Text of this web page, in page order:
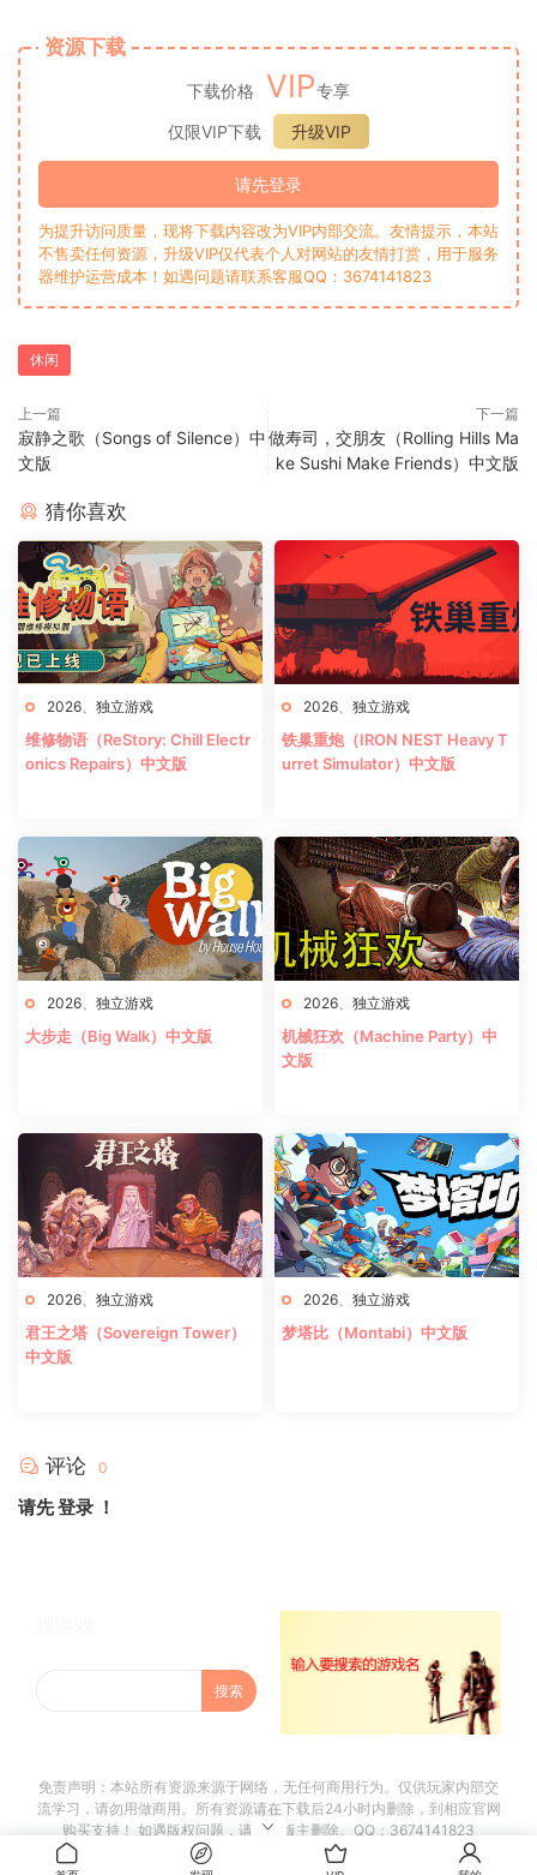
资源下载
下载价格 VIP专享
仅限VIP下载
升级VIP
请先登录
为提升访问质量，现将下载内容改为VIP内部交流。友情提示，本站
不售卖任何资源，升级VIP仅代表个人对网站的友情打赏，用于服务
器维护运营成本！如遇问题请联系客服QQ：3674141823
休闲
上一篇
寂静之歌（Songs of Silence）中
文版
下一篇
做寿司，交朋友（Rolling Hills Ma
ke Sushi Make Friends）中文版
猜你喜欢
2026 独立游戏
维修物语（ReStory: Chill Electr
onics Repairs）中文版
2026 独立游戏
铁巢重炮（IRON NEST Heavy T
urret Simulator）中文版
2026 独立游戏
大步走（Big Walk）中文版
2026 独立游戏
机械狂欢（Machine Party）中
文版
2026 独立游戏
君王之塔（Sovereign Tower）
中文版
2026 独立游戏
梦塔比（Montabi）中文版
评论 0
请先登录 ！
免责声明：本站所有资源来源于网络，无任何商用行为。仅供玩家内部交
流学习，请勿用做商用。所有资源请在下载后24小时内删除，到相应官网
购买支持！ 如遇版权问题，请联系版主删除。QQ：3674141823